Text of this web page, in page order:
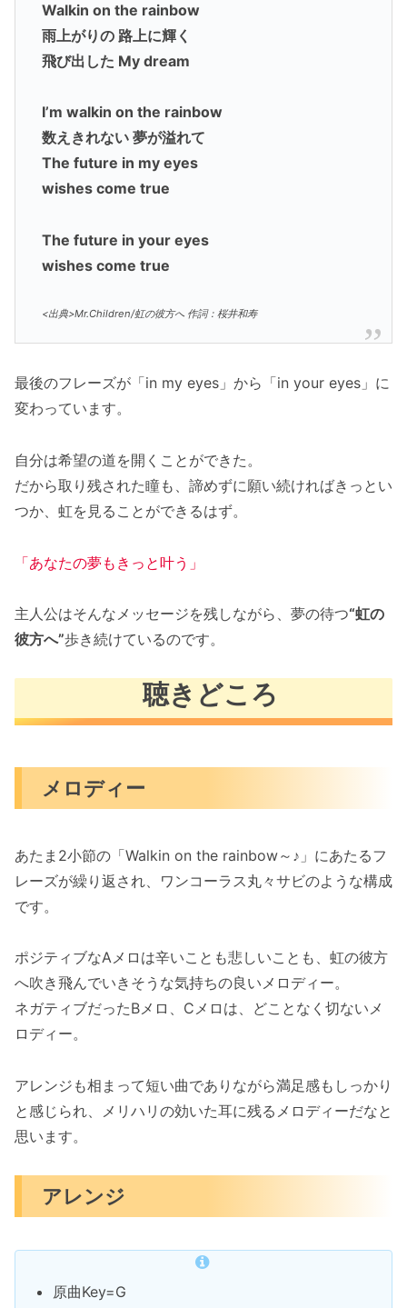
Walkin on the rainbow
雨上がりの 路上に輝く
飛び出した My dream
I’m walkin on the rainbow
数えきれない 夢が溢れて
The future in my eyes
wishes come true
The future in your eyes
wishes come true
<出典>Mr.Children/虹の彼方へ 作詞：桜井和寿
最後のフレーズが「in my eyes」から「in your eyes」に
変わっています。
自分は希望の道を開くことができた。
だから取り残された瞳も、諦めずに願い続ければきっとい
つか、虹を見ることができるはず。
「あなたの夢もきっと叶う」
主人公はそんなメッセージを残しながら、夢の待つ“虹の
彼方へ”歩き続けているのです。
聴きどころ
メロディー
あたま2小節の「Walkin on the rainbow～♪」にあたるフ
レーズが繰り返され、ワンコーラス丸々サビのような構成
です。
ポジティブなAメロは辛いことも悲しいことも、虹の彼方
へ吹き飛んでいきそうな気持ちの良いメロディー。
ネガティブだったBメロ、Cメロは、どことなく切ないメ
ロディー。
アレンジも相まって短い曲でありながら満足感もしっかり
と感じられ、メリハリの効いた耳に残るメロディーだなと
思います。
アレンジ
原曲Key=G